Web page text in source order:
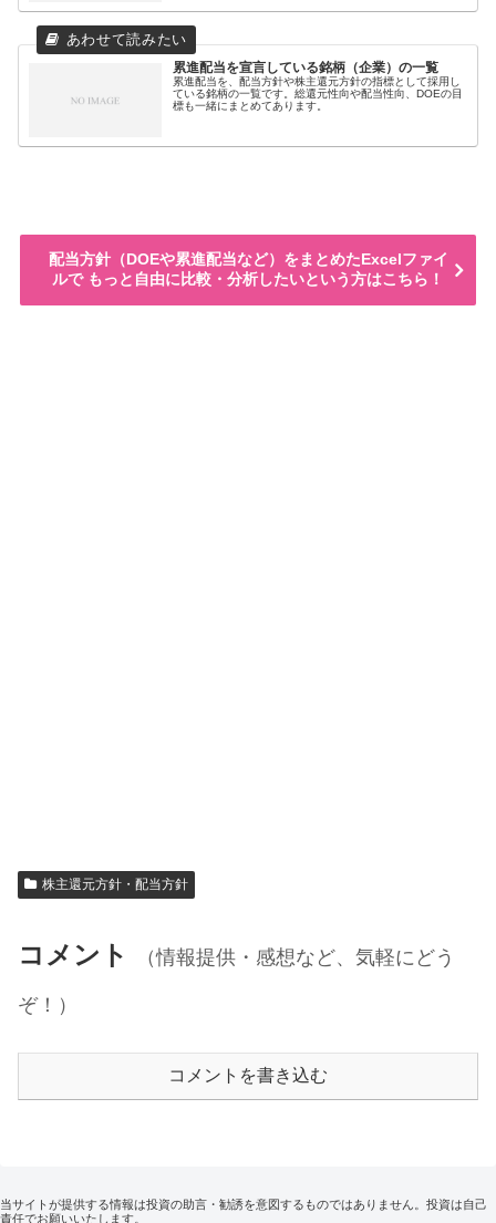
累進配当を宣言している銘柄（企業）の一覧
累進配当を、配当方針や株主還元方針の指標として採用し
ている銘柄の一覧です。総還元性向や配当性向、DOEの目
標も一緒にまとめてあります。
配当方針（DOEや累進配当など）をまとめたExcelファイ
ルで もっと自由に比較・分析したいという方はこちら！
株主還元方針・配当方針
コメント
（情報提供・感想など、気軽にどう
ぞ！）
コメントを書き込む
当サイトが提供する情報は投資の助言・勧誘を意図するものではありません。投資は自己
責任でお願いいたします。